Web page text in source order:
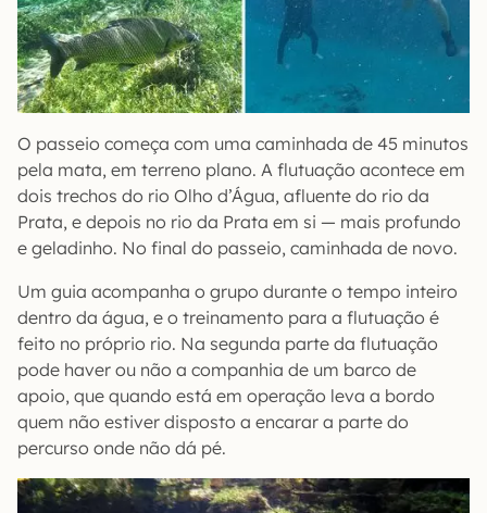
O passeio começa com uma caminhada de 45 minutos
pela mata, em terreno plano. A flutuação acontece em
dois trechos do rio Olho d’Água, afluente do rio da
Prata, e depois no rio da Prata em si — mais profundo
e geladinho. No final do passeio, caminhada de novo.
Um guia acompanha o grupo durante o tempo inteiro
dentro da água, e o treinamento para a flutuação é
feito no próprio rio. Na segunda parte da flutuação
pode haver ou não a companhia de um barco de
apoio, que quando está em operação leva a bordo
quem não estiver disposto a encarar a parte do
percurso onde não dá pé.